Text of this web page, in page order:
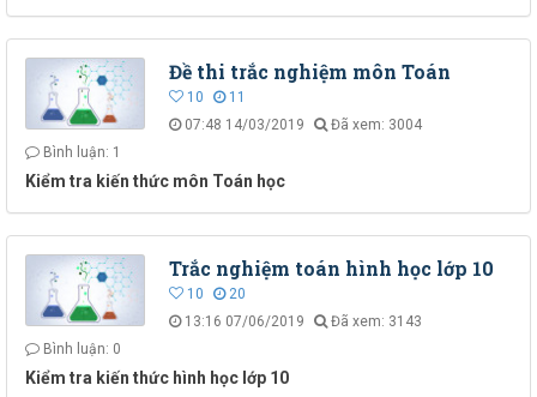
Đề thi trắc nghiệm môn Toán
10
11
07:48 14/03/2019
Đã xem: 3004
Bình luận: 1
Kiểm tra kiến thức môn Toán học
Trắc nghiệm toán hình học lớp 10
10
20
13:16 07/06/2019
Đã xem: 3143
Bình luận: 0
Kiểm tra kiến thức hình học lớp 10